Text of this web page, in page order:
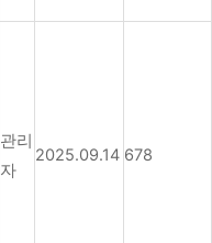
관리
자
2025.09.14 678